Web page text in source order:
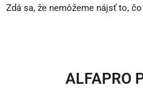
Zdá sa, že nemôžeme nájsť to,
ALFAPRO